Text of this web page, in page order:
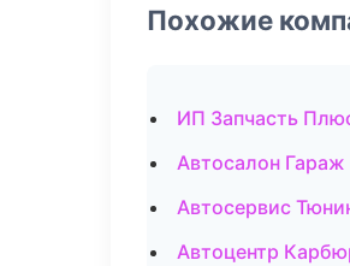
Похожие
ИП Запчасть
Автосалон
Автосервис
Автоцентр